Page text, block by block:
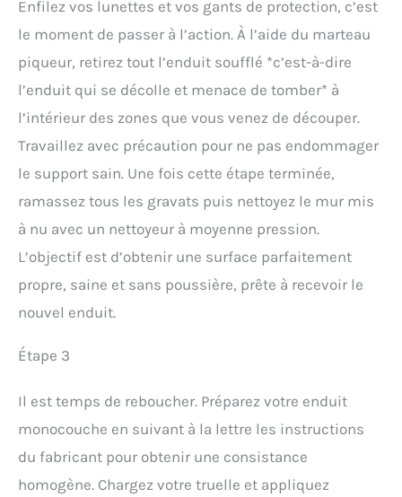
Enfilez vos lunettes et vos gants de protection, c’est
le moment de passer à l’action. À l’aide du marteau
piqueur, retirez tout l’enduit soufflé *c’est-à-dire
l’enduit qui se décolle et menace de tomber* à
l’intérieur des zones que vous venez de découper.
Travaillez avec précaution pour ne pas endommager
le support sain. Une fois cette étape terminée,
ramassez tous les gravats puis nettoyez le mur mis
à nu avec un nettoyeur à moyenne pression.
L’objectif est d’obtenir une surface parfaitement
propre, saine et sans poussière, prête à recevoir le
nouvel enduit.
Étape 3
Il est temps de reboucher. Préparez votre enduit
monocouche en suivant à la lettre les instructions
du fabricant pour obtenir une consistance
homogène. Chargez votre truelle et appliquez